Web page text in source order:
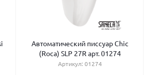
Автоматический писсуар Chic
(Roca) SLP 27R арт. 01274
Артикул: 01274